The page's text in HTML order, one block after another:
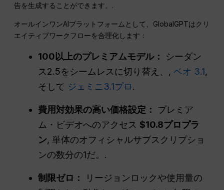
告を生成することができます。.
オールインワンAIプラットフォームとして、GlobalGPTはクリ
エイティブワークフローを合理化します：
100以上のプレミアムモデル：
シーダン
ス2.5をシームレスに切り替え、,ベオ 3.1,
そして ジェミニ3.1プロ.
費用対効果の高い価格設定：
プレミア
ム・ビデオへのアクセス$10.8プロプラ
ン, 単体のオフィシャルサブスクリプショ
ンの数分の1だ。.
制限ゼロ：
リージョンロックや使用量の